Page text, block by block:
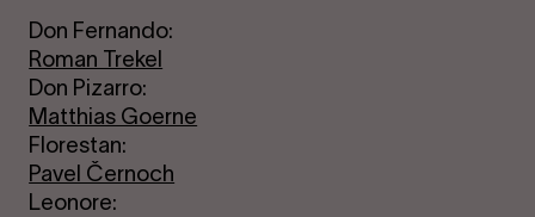
Don Fernando:
Roman Trekel
Don Pizarro:
Matthias Goerne
Florestan:
Pavel Černoch
Leonore: